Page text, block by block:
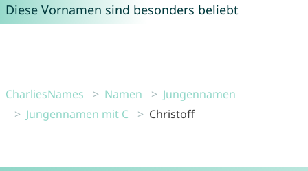
Diese Vornamen sind besonders beliebt
CharliesNames Namen
Jungennamen
Jungennamen mit C
Christoff